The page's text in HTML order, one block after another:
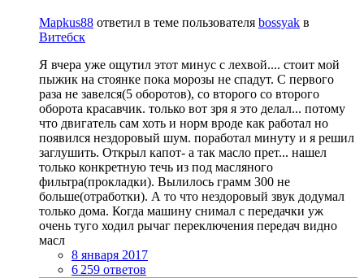
Mapkus88 ответил в теме пользователя bossyak в
Витебск
Я вчера уже ощутил этот минус с лехвой.... стоит мой
пыжик на стоянке пока морозы не спадут. С первого
раза не завелся(5 оборотов), со второго со второго
оборота красавчик. только вот зря я это делал... потому
что двигатель сам хоть и норм вроде как работал но
появился нездоровый шум. поработал минуту и я решил
заглушить. Открыл капот- а так масло прет... нашел
только конкретную течь из под масляного
фильтра(прокладки). Вылилось грамм 300 не
больше(отработки). А то что нездоровый звук додумал
только дома. Когда машину снимал с передачки уж
очень туго ходил рычаг переключения передач видно
масл
8 января 2017
6 259 ответов